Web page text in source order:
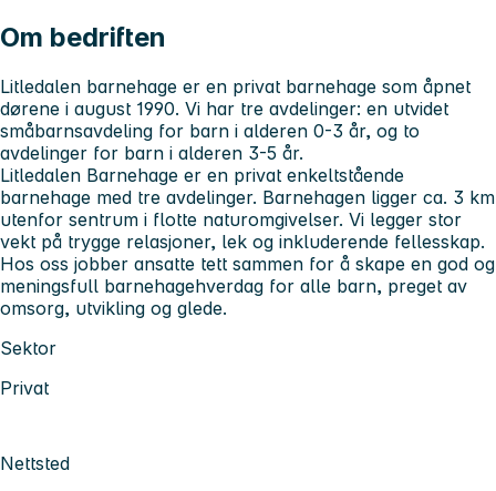
Om bedriften
Litledalen barnehage er en privat barnehage som åpnet
dørene i august 1990. Vi har tre avdelinger: en utvidet
småbarnsavdeling for barn i alderen 0-3 år, og to
avdelinger for barn i alderen 3-5 år.
Litledalen Barnehage er en privat enkeltstående
barnehage med tre avdelinger. Barnehagen ligger ca. 3 km
utenfor sentrum i flotte naturomgivelser. Vi legger stor
vekt på trygge relasjoner, lek og inkluderende fellesskap.
Hos oss jobber ansatte tett sammen for å skape en god og
meningsfull barnehagehverdag for alle barn, preget av
omsorg, utvikling og glede.
Sektor
Privat
Nettsted